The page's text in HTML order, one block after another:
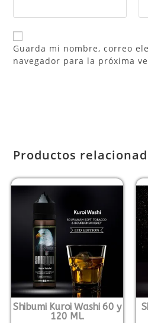
Guarda mi nombre, correo
navegador para la próxima
Productos
Shibumi Kuroi Washi 60 y
120 Ml.